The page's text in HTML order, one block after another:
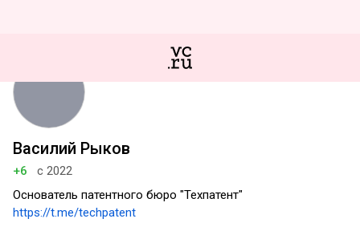
Василий Рыков
+6
с 2022
Основатель патентного бюро "Техпатент"
https://t.me/techpatent